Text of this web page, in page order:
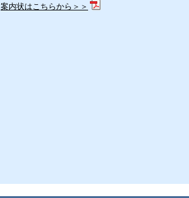
案内状はこちらから＞＞